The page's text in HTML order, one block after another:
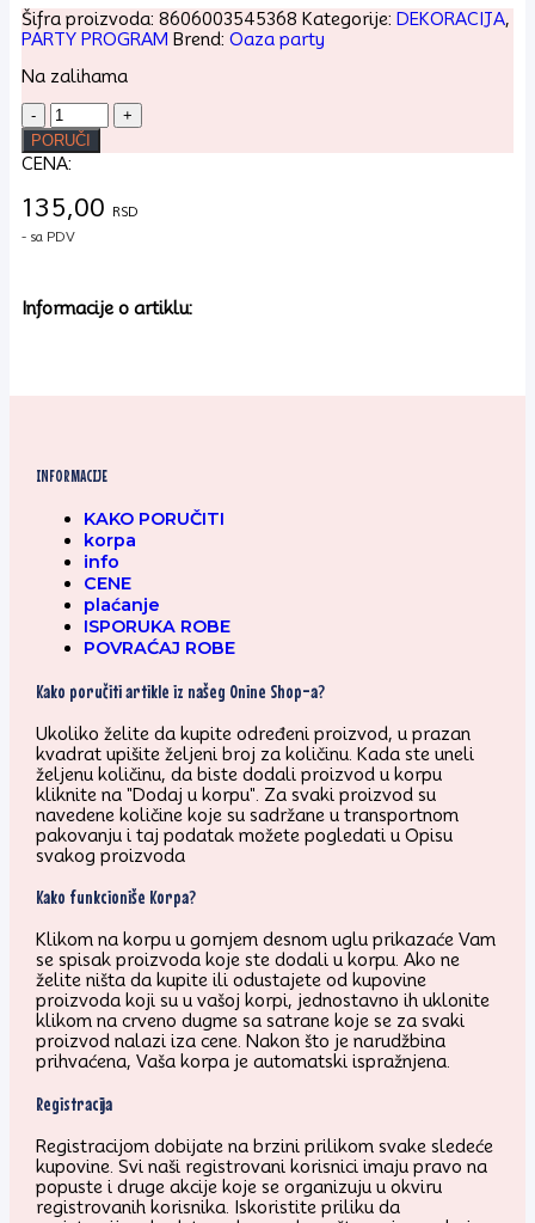
Šifra proizvoda: 8606003545368 Kategorije: DEKORACIJA,
PARTY PROGRAM Brend: Oaza party
Na zalihama
Svećica
jubilej
25
i
Oaza
količina
PORUČI
CENA:
135,00 RSD
- sa PDV
Informacije o artiklu:
INFORMACIJE
KAKO PORUČITI
korpa
info
CENE
plaćanje
ISPORUKA ROBE
POVRAĆAJ ROBE
Kako poručiti artikle iz našeg Onine Shop-a?
Ukoliko želite da kupite određeni proizvod, u prazan
kvadrat upišite željeni broj za količinu. Kada ste uneli
željenu količinu, da biste dodali proizvod u korpu
kliknite na "Dodaj u korpu". Za svaki proizvod su
navedene količine koje su sadržane u transportnom
pakovanju i taj podatak možete pogledati u Opisu
svakog proizvoda
Kako funkcioniše Korpa?
Klikom na korpu u gornjem desnom uglu prikazaće Vam
se spisak proizvoda koje ste dodali u korpu. Ako ne
želite ništa da kupite ili odustajete od kupovine
proizvoda koji su u vašoj korpi, jednostavno ih uklonite
klikom na crveno dugme sa satrane koje se za svaki
proizvod nalazi iza cene. Nakon što je narudžbina
prihvaćena, Vaša korpa je automatski ispražnjena.
Registracija
Registracijom dobijate na brzini prilikom svake sledeće
kupovine. Svi naši registrovani korisnici imaju pravo na
popuste i druge akcije koje se organizuju u okviru
registrovanih korisnika. Iskoristite priliku da